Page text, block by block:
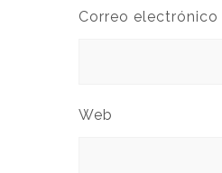
Correo electrónico
Web